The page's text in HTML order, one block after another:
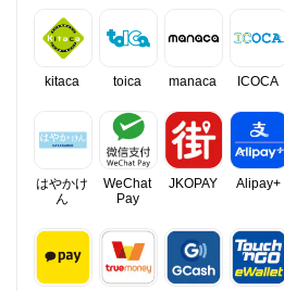
kitaca toica manaca ICOCA
はやかけ
ん
WeChat
Pay
JKOPAY Alipay+